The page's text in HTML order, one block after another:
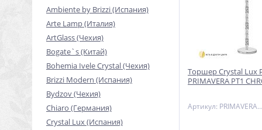
Ambiente by Brizzi (Испания)
Arte Lamp (Италия)
ArtGlass (Чехия)
Bogate`s (Китай)
Bohemia Ivele Crystal (Чехия)
Brizzi Modern (Испания)
Bydzov (Чехия)
Chiaro (Германия)
Crystal Lux (Испания)
Торшер Crystal Lux
PRIMAVERA PT1
Артикул: PRIMAVERA PT1 CHROME